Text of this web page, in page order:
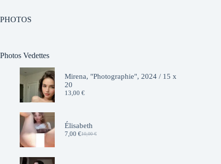
PHOTOS
Photos Vedettes
Mirena, "Photographie", 2024 / 15 x
20
13,00 €
Élisabeth
10,00€
Le
7,00 €Le